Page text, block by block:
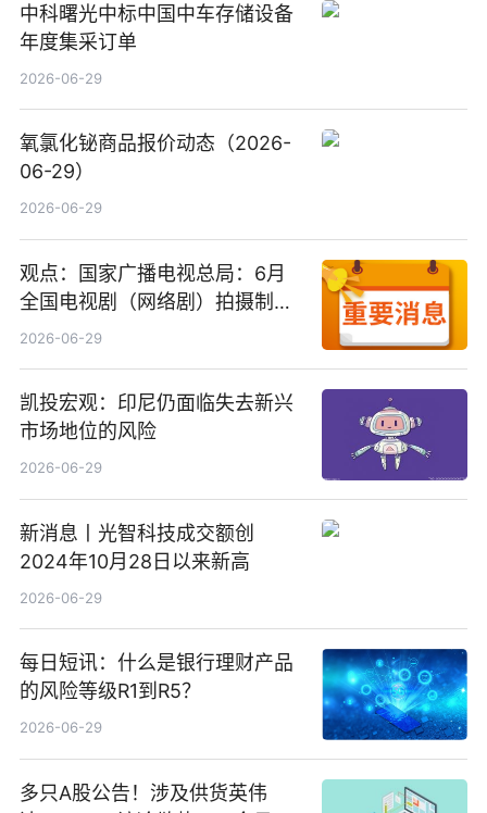
中科曙光中标中国中车存储设备
年度集采订单
2026-06-29
氧氯化铋商品报价动态（2026-
06-29）
2026-06-29
观点：国家广播电视总局：6月
全国电视剧（网络剧）拍摄制作
备案公示剧目197部
2026-06-29
凯投宏观：印尼仍面临失去新兴
市场地位的风险
2026-06-29
新消息丨光智科技成交额创
2024年10月28日以来新高
2026-06-29
每日短讯：什么是银行理财产品
的风险等级R1到R5？
2026-06-29
多只A股公告！涉及供货英伟